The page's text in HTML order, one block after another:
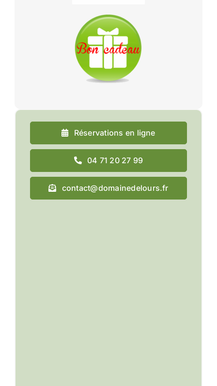
Réservations en ligne
04 71 20 27 99
contact@domainedelours.fr